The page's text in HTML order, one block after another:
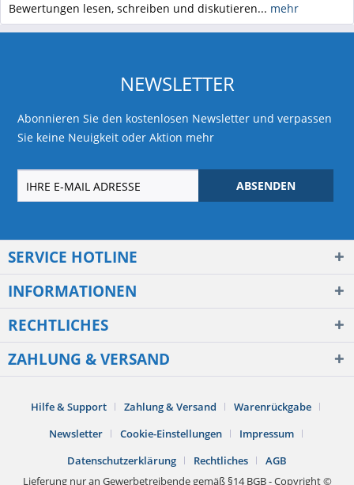
Bewertungen lesen, schreiben und diskutieren... mehr
NEWSLETTER
Abonnieren Sie den kostenlosen Newsletter und verpassen
Sie keine Neuigkeit oder Aktion mehr
ABSENDEN
SERVICE HOTLINE
INFORMATIONEN
RECHTLICHES
ZAHLUNG & VERSAND
Hilfe & Support Zahlung & Versand
Warenrückgabe
Newsletter
Cookie-Einstellungen
Impressum
Datenschutzerklärung
Rechtliches
AGB
Lieferung nur an Gewerbetreibende gemäß §14 BGB - Copyright ©